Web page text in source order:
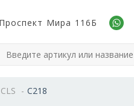
Проспект Мира 116Б
CLS - C218